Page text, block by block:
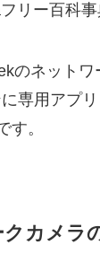
リー百科
のネットワ
専用アプ
す。
カメラ